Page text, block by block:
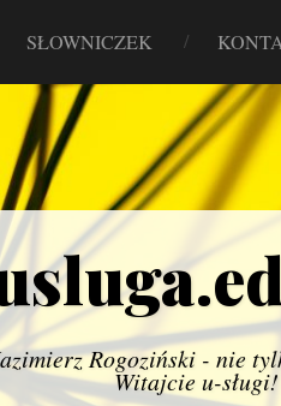
SŁOWNICZEK
Rogoziński - nie
Witajcie u-sługi!